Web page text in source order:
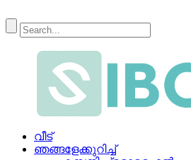
വീട്
ഞങ്ങളേക്കുറിച്ച്